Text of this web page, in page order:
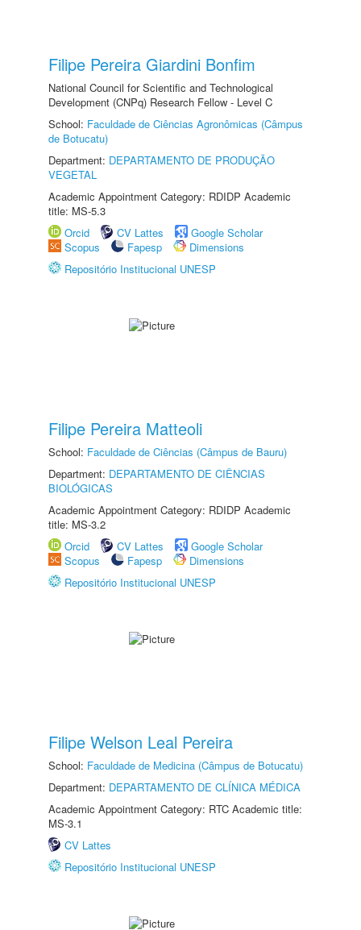
Filipe Pereira Giardini Bonfim
National Council for Scientific and Technological
Development (CNPq) Research Fellow - Level C
School: Faculdade de Ciências Agronômicas (Câmpus
de Botucatu)
Department: DEPARTAMENTO DE PRODUÇÃO
VEGETAL
Academic Appointment Category: RDIDP Academic
title: MS-5.3
Orcid
CV Lattes
Google Scholar
Scopus
Fapesp
Dimensions
Repositório Institucional UNESP
Filipe Pereira Matteoli
School: Faculdade de Ciências (Câmpus de Bauru)
Department: DEPARTAMENTO DE CIÊNCIAS
BIOLÓGICAS
Academic Appointment Category: RDIDP Academic
title: MS-3.2
Orcid
CV Lattes
Google Scholar
Scopus
Fapesp
Dimensions
Repositório Institucional UNESP
Filipe Welson Leal Pereira
School: Faculdade de Medicina (Câmpus de Botucatu)
Department: DEPARTAMENTO DE CLÍNICA MÉDICA
Academic Appointment Category: RTC Academic title:
MS-3.1
CV Lattes
Repositório Institucional UNESP